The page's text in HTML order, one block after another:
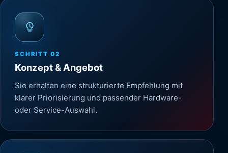
SCHRITT 02
Konzept & Angebot
Sie erhalten eine strukturierte Empfehlung mit
klarer Priorisierung und passender Hardware-
oder Service-Auswahl.